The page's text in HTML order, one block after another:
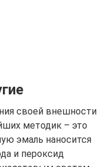
своей внешности
методик – это
эмаль наносится
и пероксид